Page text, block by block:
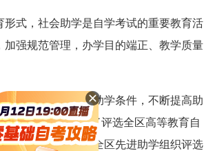
式，社会助学是自学考试的重要教育活
强规范管理，办学目的端正、教学质量
活动，努力改善助学条件，不断提高助
区自考办组织开展了评选全区高等教育自
助学组织自荐、全区先进助学组织评选